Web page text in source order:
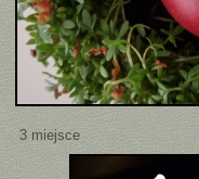
3 miejsce